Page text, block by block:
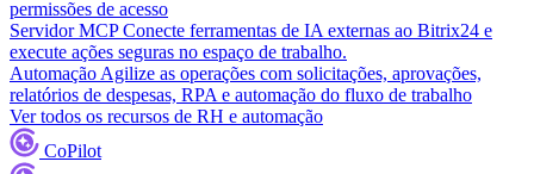
permissões de acesso
Servidor MCP Conecte ferramentas de IA externas ao Bitrix24 e
execute ações seguras no espaço de trabalho.
Automação Agilize as operações com solicitações, aprovações,
relatórios de despesas, RPA e automação do fluxo de trabalho
Ver todos os recursos de RH e automação
CoPilot